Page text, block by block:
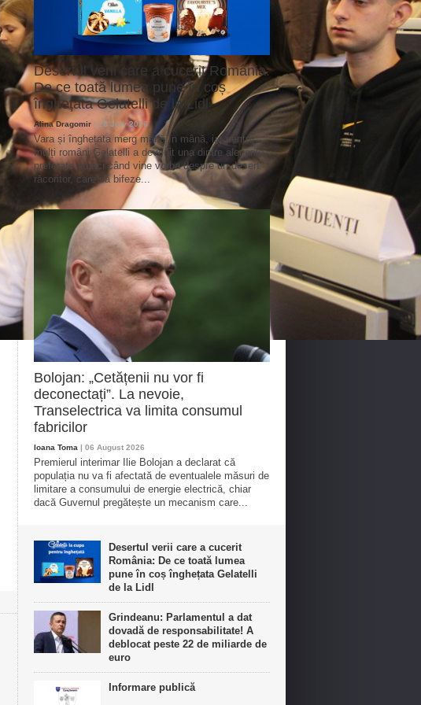
Desertul verii care a cucerit România:
De ce toată lumea pune în coș
înghețata Gelatelli de la Lidl
Alina Dragomir | 28 July 2026
Vara și înghețata merg mână în mână, iar pentru
mulți români Gelatelli a devenit una dintre alegerile
preferate atunci când vine vorba despre un desert
răcoritor, care să bifeze...
Bolojan: „Cetățenii nu vor fi
deconectați”. La nevoie,
Transelectrica va limita consumul
fabricilor
Ioana Toma | 06 August 2026
Premierul interimar Ilie Bolojan a declarat că
populația nu va fi afectată de eventualele măsuri de
limitare a consumului de energie electrică, chiar
dacă Guvernul pregătește un mecanism care...
Desertul verii care a cucerit
România: De ce toată lumea
pune în coș înghețata Gelatelli
de la Lidl
Grindeanu: Parlamentul a dat
dovadă de responsabilitate! A
deblocat peste 22 de miliarde de
euro
Informare publică